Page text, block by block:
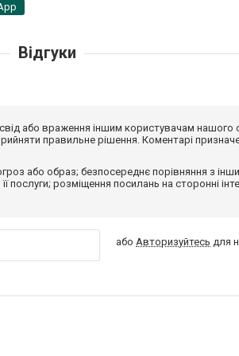
Відгуки
або враження іншим користувачам
правильне рішення. Коментарі
або образ; безпосереднє порівняння з
послуги; розміщення посилань на сторонні
абоАвторизуйтесь для